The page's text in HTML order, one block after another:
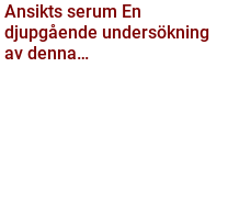
Ansikts serum En
djupgående undersökning
av denna